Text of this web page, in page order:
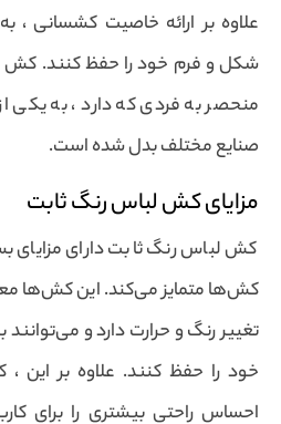
علاوه بر ارائه خاصیت کشسانی
شکل و فرم خود را حفظ کنند. کش
منحصر به فردی که دارد ، به یکی
صنایع مختلف بدل شده است.
مزایای کش لباس رنگ ثابت
کش لباس رنگ ثابت دارای مزایای
کش‌ها متمایز می‌کند. این کش‌ها
تغییر رنگ و حرارت دارد و
خود را حفظ کنند. علاوه بر این
احساس راحتی بیشتری را برای